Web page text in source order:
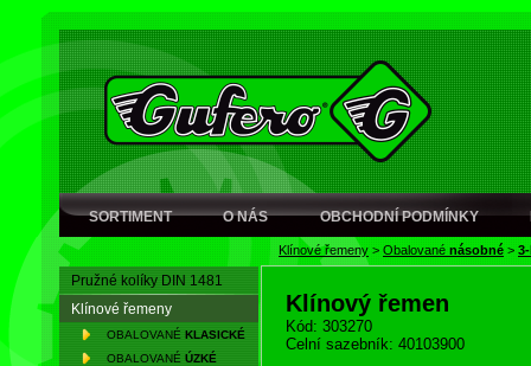
SORTIMENT O NÁS OBCHODNÍ PODMÍNKY
Klínové řemeny > Obalované násobné >
Pružné kolíky DIN 1481
Klínové řemeny
OBALOVANÉ KLASICKÉ
OBALOVANÉ ÚZKÉ
Klínový řemen
Kód: 303270
Celní sazebník: 40103900